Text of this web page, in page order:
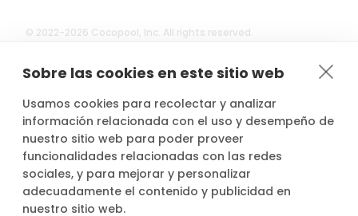
Sobre las cookies en este sitio web
Usamos cookies para recolectar y analizar
información relacionada con el uso y desempeño de
nuestro sitio web para poder proveer
funcionalidades relacionadas con las redes
sociales, y para mejorar y personalizar
adecuadamente el contenido y publicidad en
nuestro sitio web.
© 2022-2026 Cocopool, Inc. All rights reserved.
*Actividad, con seguro voluntario de responsabilidad civil del
propietario, contratado por PLACE4PLAN, S.L. con AXA SEGUROS
GENERALES, S.A. de Seguros y Reaseguros, siempre que conste